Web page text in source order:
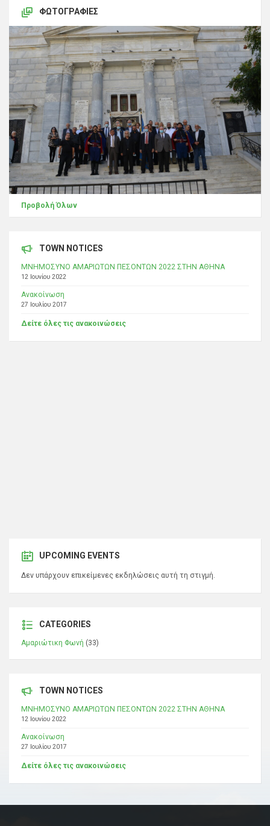
ΦΩΤΟΓΡΑΦΊΕΣ
Προβολή Όλων
TOWN NOTICES
ΜΝΗΜΟΣΥΝΟ ΑΜΑΡΙΩΤΩΝ ΠΕΣΟΝΤΩΝ 2022 ΣΤΗΝ ΑΘΗΝΑ
12 Ιουνίου 2022
Ανακοίνωση
27 Ιουλίου 2017
Δείτε όλες τις ανακοινώσεις
UPCOMING EVENTS
Δεν υπάρχουν επικείμενες εκδηλώσεις αυτή τη στιγμή.
CATEGORIES
Αμαριώτικη Φωνή (33)
TOWN NOTICES
ΜΝΗΜΟΣΥΝΟ ΑΜΑΡΙΩΤΩΝ ΠΕΣΟΝΤΩΝ 2022 ΣΤΗΝ ΑΘΗΝΑ
12 Ιουνίου 2022
Ανακοίνωση
27 Ιουλίου 2017
Δείτε όλες τις ανακοινώσεις